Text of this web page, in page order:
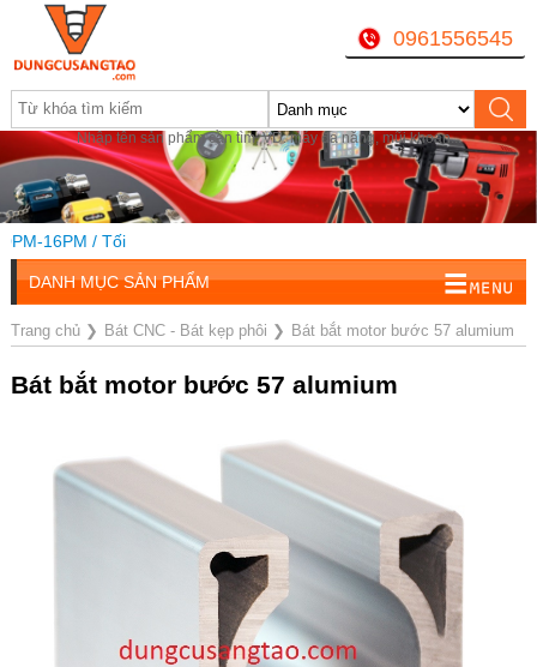
Nhập tên sản phẩm cần tìm, VD: máy đa năng, mũi khoan...
0961556545
16PM / Tối
DANH MỤC SẢN PHẨM
Trang chủ❯ Bát CNC - Bát kẹp phôi ❯ Bát bắt motor bước 57 alumium
Bát bắt motor bước 57 alumium